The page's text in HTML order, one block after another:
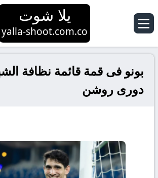
يلا شوت
yalla-shoot.com.co
بونو فى قمة قائمة نظافة
دورى روشن